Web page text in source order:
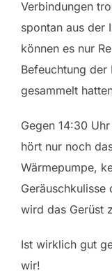
Verbindungen
spontan aus der
können es nur
Befeuchtung der
gesammelt
Gegen 14:30
hört nur noch
Wärmepumpe,
Geräuschkulisse
wird das Gerüst
Ist wirklich gut
wir!